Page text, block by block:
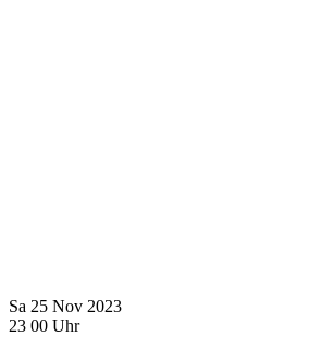
Sa 25 Nov 2023
23 00 Uhr